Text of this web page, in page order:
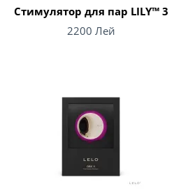
Стимулятор для пар LILY™ 3
2200 Лей